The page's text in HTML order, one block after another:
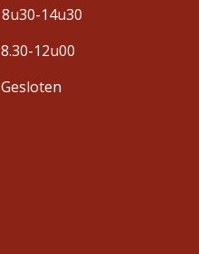
8u30-14u30
8.30-12u00
Gesloten